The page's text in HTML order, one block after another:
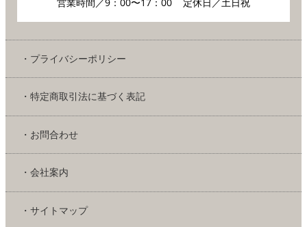
・プライバシーポリシー
・特定商取引法に基づく表記
・お問合わせ
・会社案内
・サイトマップ